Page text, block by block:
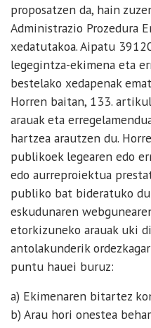
proposatzen da, hain
Administrazio Prozedura
xedatutakoa. Aipatu
legegintza-ekimena eta
bestelako xedapenak
Horren baitan, 133.
arauak eta
hartzea arautzen du.
publikoek legearen edo
edo aurreproiektua
publiko bat bideratuko
eskudunaren
etorkizuneko arauak uki
antolakunderik
puntu hauei buruz:
a) Ekimenaren bitartez
b) Arau hori onestea